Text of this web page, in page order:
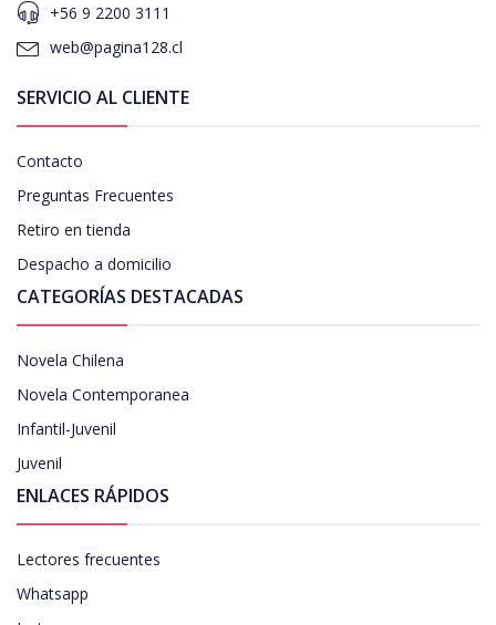
+56 9 2200 3111
web@pagina128.cl
SERVICIO AL CLIENTE
Contacto
Preguntas Frecuentes
Retiro en tienda
Despacho a domicilio
CATEGORÍAS DESTACADAS
Novela Chilena
Novela Contemporanea
Infantil-Juvenil
Juvenil
ENLACES RÁPIDOS
Lectores frecuentes
Whatsapp